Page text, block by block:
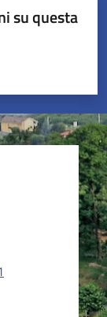
su questa